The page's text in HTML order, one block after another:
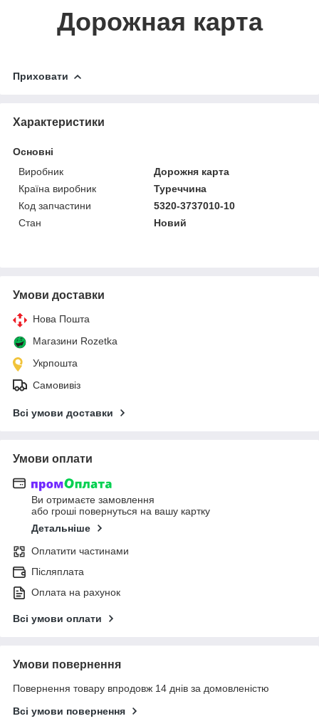
Дорожная карта
Приховати
Характеристики
Основні
Виробник
Дорожня карта
Країна виробник
Туреччина
Код запчастини
5320-3737010-10
Стан
Новий
Умови доставки
Нова Пошта
Магазини Rozetka
Укрпошта
Самовивіз
Всі умови доставки
Умови оплати
Ви отримаєте замовлення
або гроші повернуться на вашу картку
Детальніше
Оплатити частинами
Післяплата
Оплата на рахунок
Всі умови оплати
Умови повернення
Повернення товару впродовж 14 днів за домовленістю
Всі умови повернення